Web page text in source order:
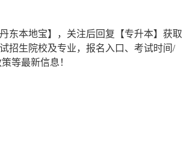
东本地宝】，关注后回复【专升本】获取
招生院校及专业，报名入口、考试时间/
等最新信息！